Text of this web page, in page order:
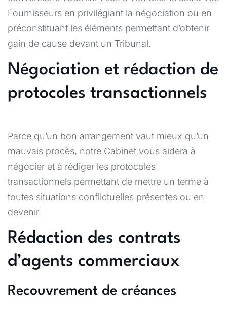
Fournisseurs en privilégiant la négociation ou en
préconstituant les éléments permettant d’obtenir
gain de cause devant un Tribunal.
Négociation et rédaction de
protocoles transactionnels
Parce qu’un bon arrangement vaut mieux qu’un
mauvais procès, notre Cabinet vous aidera à
négocier et à rédiger les protocoles
transactionnels permettant de mettre un terme à
toutes situations conflictuelles présentes ou en
devenir.
Rédaction des contrats
d’agents commerciaux
Recouvrement de créances